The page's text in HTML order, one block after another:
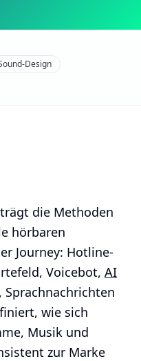
Design
die Methoden
hörbaren
Journey: Hotline-
Voicebot, AI
Sprachnachrichten
wie sich
Musik und
zur Marke